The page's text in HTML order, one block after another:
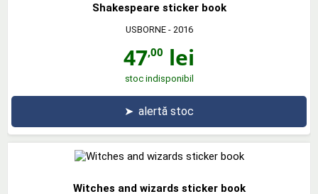
Shakespeare sticker book
USBORNE- 2016
47,00 lei
stoc indisponibil
➤ alertă stoc
Witches and wizards sticker book